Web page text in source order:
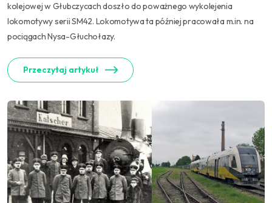
kolejowej w Głubczycach doszło do poważnego wykolejenia
lokomotywy serii SM42. Lokomotywa ta później pracowała m.in. na
pociągach Nysa-Głuchołazy.
Przeczytaj artykuł